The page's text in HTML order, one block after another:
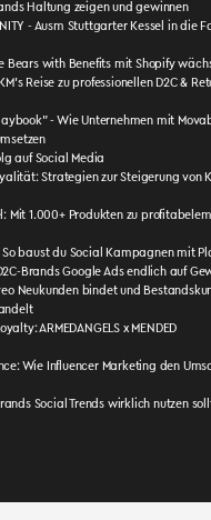
Haltung zeigen und gewinnen
- Ausm Stuttgarter Kessel in die
Bears with Benefits mit Shopify
Reise zu professionellen D2C &
- Wie Unternehmen mit
auf Social Media
Strategien zur Steigerung von
Mit 1.000+ Produkten zu
baust du Social Kampagnen mit
Brands Google Ads endlich auf
Neukunden bindet und
ARMEDANGELS x MENDED
Wie Influencer Marketing den
Social Trends wirklich nutzen